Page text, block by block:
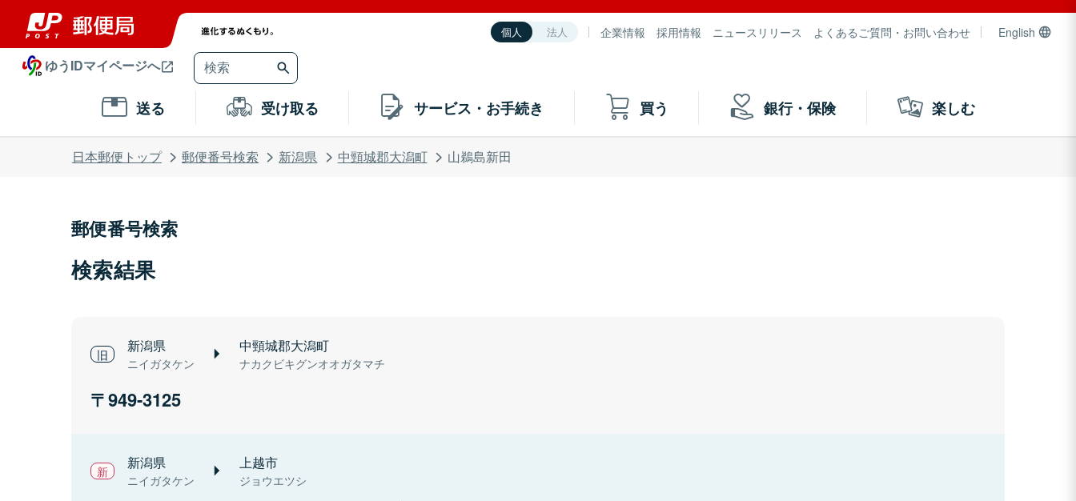
個人 法人 企業情報 採用情報 ニュースリリース よくあるご質問・お問い合わせ English
ゆうIDマイページへ
送る 受け取る サービス・お手続き 買う 銀行・保険 楽しむ
日本郵便トップ 郵便番号検索 新潟県 中頸城郡大潟町 山鵜島新田
郵便番号検索
検索結果
新潟県
ニイガタケン
中頸城郡大潟町
ナカクビキグンオオガタマチ
949-3125
新潟県
ニイガタケン
上越市
ジョウエツシ